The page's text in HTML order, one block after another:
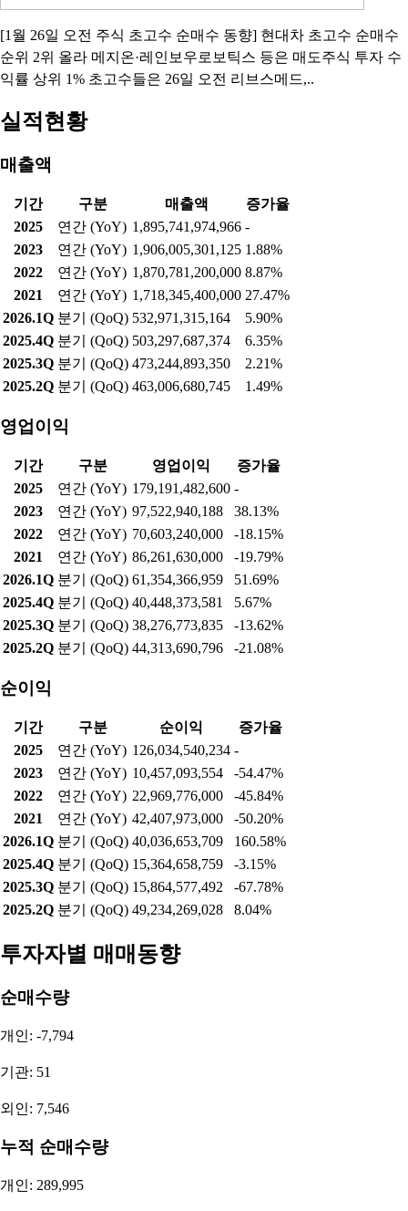
[1월 26일 오전 주식 초고수 순매수 동향] 현대차 초고수 순매수
순위 2위 올라 메지온·레인보우로보틱스 등은 매도주식 투자 수
익률 상위 1% 초고수들은 26일 오전 리브스메드,..
실적현황
매출액
기간 구분 매출액
증가율
2025
연간 (YoY) 1,895,741,974,966 -
2023
연간 (YoY) 1,906,005,301,125 1.88%
2022
연간 (YoY) 1,870,781,200,000 8.87%
2021
연간 (YoY) 1,718,345,400,000 27.47%
2026.1Q 분기 (QoQ) 532,971,315,164
5.90%
2025.4Q 분기 (QoQ) 503,297,687,374
6.35%
2025.3Q 분기 (QoQ) 473,244,893,350
2.21%
2025.2Q 분기 (QoQ) 463,006,680,745 1.49%
영업이익
기간 구분 영업이익
증가율
2025
연간 (YoY) 179,191,482,600 -
2023
연간 (YoY) 97,522,940,188
38.13%
2022
연간 (YoY) 70,603,240,000
-18.15%
2021
연간 (YoY) 86,261,630,000
-19.79%
2026.1Q 분기 (QoQ) 61,354,366,959
51.69%
2025.4Q 분기 (QoQ) 40,448,373,581
5.67%
2025.3Q 분기 (QoQ) 38,276,773,835
-13.62%
2025.2Q 분기 (QoQ) 44,313,690,796 -21.08%
순이익
기간 구분 순이익
증가율
2025
연간 (YoY) 126,034,540,234 -
2023
연간 (YoY) 10,457,093,554
-54.47%
2022
연간 (YoY) 22,969,776,000
-45.84%
2021
연간 (YoY) 42,407,973,000
-50.20%
2026.1Q 분기 (QoQ) 40,036,653,709
160.58%
2025.4Q 분기 (QoQ) 15,364,658,759
-3.15%
2025.3Q 분기 (QoQ) 15,864,577,492
-67.78%
2025.2Q 분기 (QoQ) 49,234,269,028 8.04%
투자자별 매매동향
순매수량
개인: -7,794
기관: 51
외인: 7,546
누적 순매수량
개인: 289,995